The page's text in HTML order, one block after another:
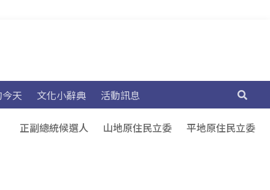
天 文化小辭典 活動訊息
正副總統候選人 山地原住民立委 平地原住民立委